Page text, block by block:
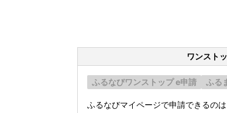
ワンスト
ふるなびワンストップ e申請 ふる
ふるなびマイページで申請できるの